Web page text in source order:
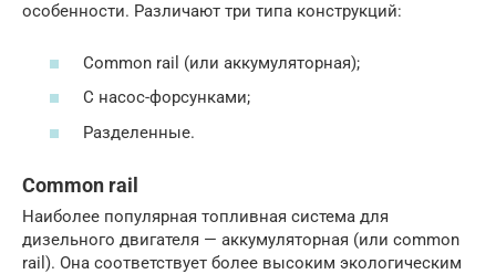
особенности. Различают три типа конструкций:
Сommon rail (или аккумуляторная);
С насос-форсунками;
Разделенные.
Common rail
Наиболее популярная топливная система для
дизельного двигателя — аккумуляторная (или common
rail). Она соответствует более высоким экологическим